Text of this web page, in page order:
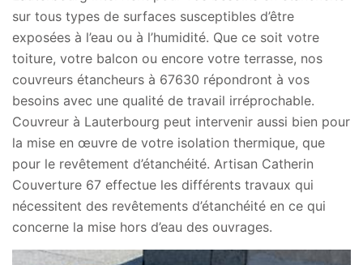
sur tous types de surfaces susceptibles d’être
exposées à l’eau ou à l’humidité. Que ce soit votre
toiture, votre balcon ou encore votre terrasse, nos
couvreurs étancheurs à 67630 répondront à vos
besoins avec une qualité de travail irréprochable.
Couvreur à Lauterbourg peut intervenir aussi bien pour
la mise en œuvre de votre isolation thermique, que
pour le revêtement d’étanchéité. Artisan Catherin
Couverture 67 effectue les différents travaux qui
nécessitent des revêtements d’étanchéité en ce qui
concerne la mise hors d’eau des ouvrages.